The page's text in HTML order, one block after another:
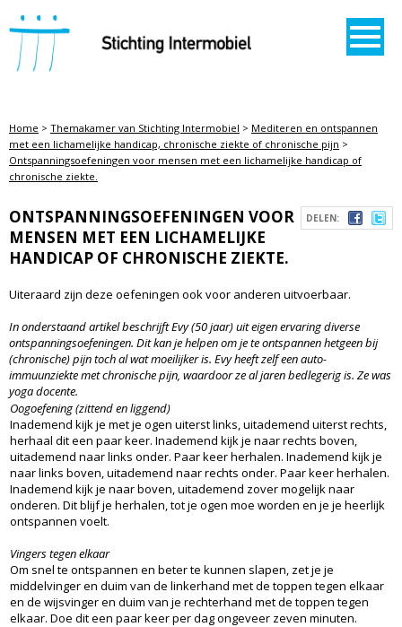
STICHTING INTERMOBIEL
Home > Themakamer van Stichting Intermobiel > Mediteren en ontspannen
met een lichamelijke handicap, chronische ziekte of chronische pijn >
Ontspanningsoefeningen voor mensen met een lichamelijke handicap of
chronische ziekte.
DELEN:
ONTSPANNINGSOEFENINGEN VOOR
MENSEN MET EEN LICHAMELIJKE
HANDICAP OF CHRONISCHE ZIEKTE.
Uiteraard zijn deze oefeningen ook voor anderen uitvoerbaar.
In onderstaand artikel beschrijft Evy (50 jaar) uit eigen ervaring diverse
ontspanningsoefeningen. Dit kan je helpen om je te ontspannen hetgeen bij
(chronische) pijn toch al wat moeilijker is. Evy heeft zelf een auto-
immuunziekte met chronische pijn, waardoor ze al jaren bedlegerig is. Ze was
yoga docente.
Oogoefening (zittend en liggend)
Inademend kijk je met je ogen uiterst links, uitademend uiterst rechts,
herhaal dit een paar keer. Inademend kijk je naar rechts boven,
uitademend naar links onder. Paar keer herhalen. Inademend kijk je
naar links boven, uitademend naar rechts onder. Paar keer herhalen.
Inademend kijk je naar boven, uitademend zover mogelijk naar
onderen. Dit blijf je herhalen, tot je ogen moe worden en je je heerlijk
ontspannen voelt.
Vingers tegen elkaar
Om snel te ontspannen en beter te kunnen slapen, zet je je
middelvinger en duim van de linkerhand met de toppen tegen elkaar
en de wijsvinger en duim van je rechterhand met de toppen tegen
elkaar. Doe dit een paar keer per dag ongeveer zeven minuten.